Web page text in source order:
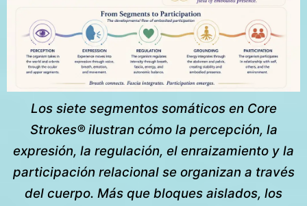
Los siete segmentos somáticos en Core
Strokes® ilustran cómo la percepción, la
expresión, la regulación, el enraizamiento y la
participación relacional se organizan a través
del cuerpo. Más que bloques aislados, los